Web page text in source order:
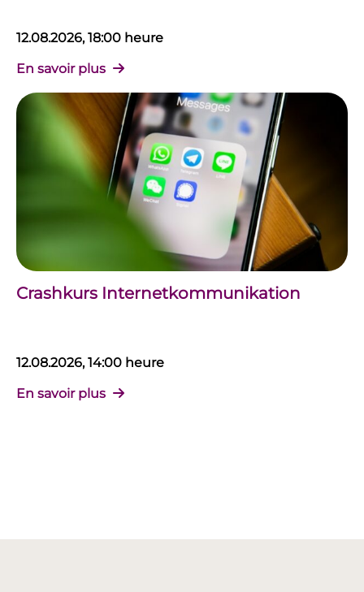
12.08.2026, 18:00 heure
En savoir plus
Crashkurs Internetkommunikation
12.08.2026, 14:00 heure
En savoir plus